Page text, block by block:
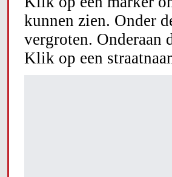
kunnen zien. Onder
vergroten. Onderaan
Klik op een